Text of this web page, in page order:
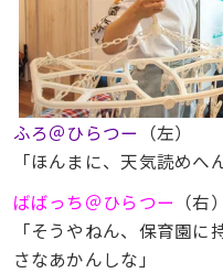
ふろ＠ひらつー
（左）
「ほんまに、天気読めへ
ばばっち＠ひらつー （右）
「そうやねん、保育園
さなあかんしな」